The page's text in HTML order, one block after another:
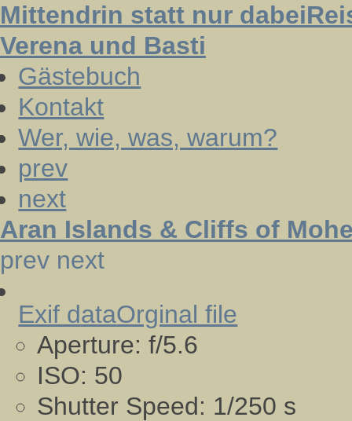
Mittendrin statt nur dabei
Verena und Basti
Gästebuch
Kontakt
Wer, wie, was, warum?
prev
next
Aran Islands & Cliffs of
prev next
Exif dataOrginal file
Aperture: f/5.6
ISO: 50
Shutter Speed: 1/250 s